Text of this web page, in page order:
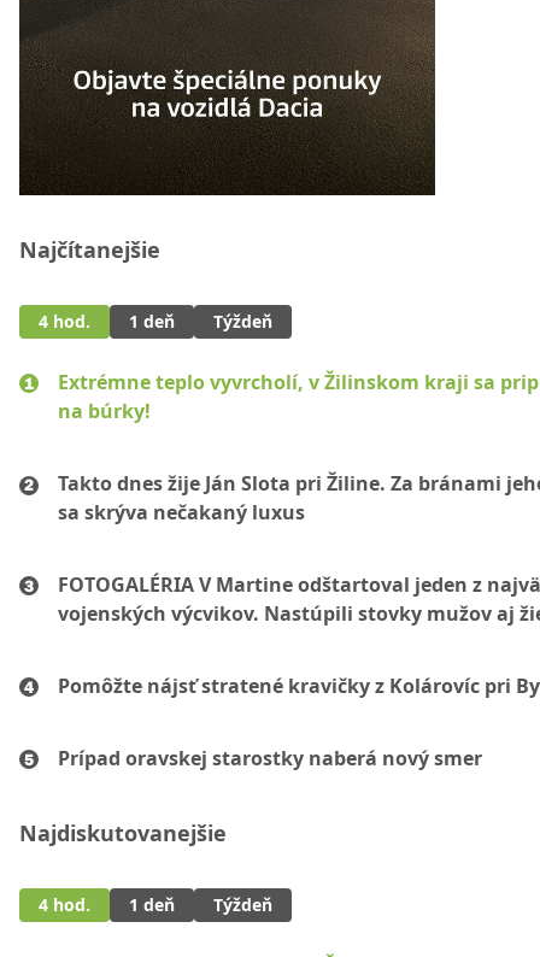
Najčítanejšie
4 hod. 1 deň Týždeň
Extrémne teplo vyvrcholí, v Žilinskom kraji sa
na búrky!
Takto dnes žije Ján Slota pri Žiline. Za bránami
sa skrýva nečakaný luxus
FOTOGALÉRIA V Martine odštartoval jeden z
vojenských výcvikov. Nastúpili stovky mužov aj
Pomôžte nájsť stratené kravičky z Kolárovíc pri
Prípad oravskej starostky naberá nový smer
Najdiskutovanejšie
4 hod. 1 deň Týždeň